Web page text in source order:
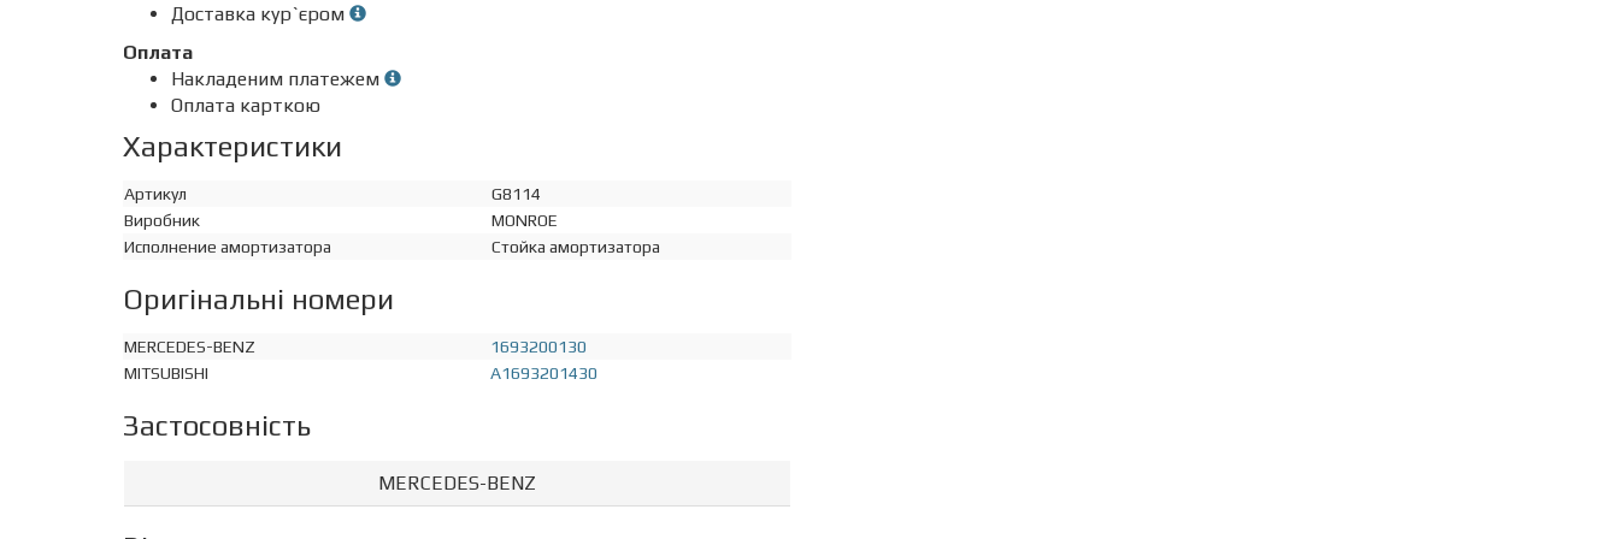
Доставка кур`єром
Оплата
Накладеним платежем
Оплата карткою
Характеристики
Артикул
G8114
Виробник
MONROE
Исполнение амортизатора
Стойка амортизатора
Оригінальні номери
MERCEDES-BENZ
1693200130
MITSUBISHI
A1693201430
Застосовність
MERCEDES-BENZ